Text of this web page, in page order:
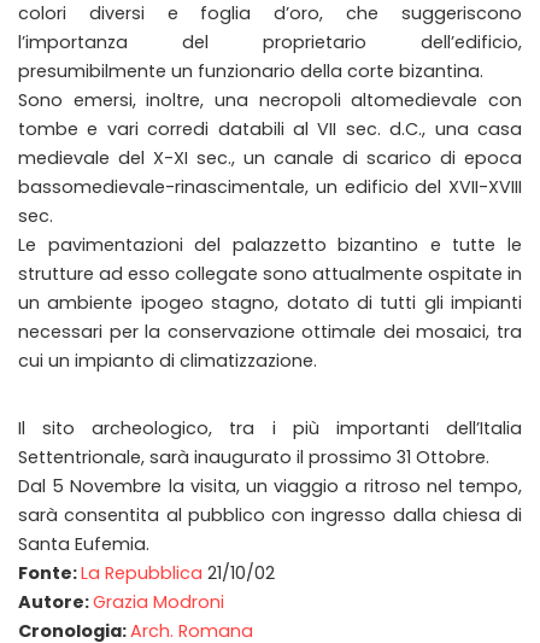
colori diversi e foglia d’oro, che suggeriscono
l’importanza del proprietario dell’edificio,
presumibilmente un funzionario della corte bizantina.
Sono emersi, inoltre, una necropoli altomedievale con
tombe e vari corredi databili al VII sec. d.C., una casa
medievale del X-XI sec., un canale di scarico di epoca
bassomedievale-rinascimentale, un edificio del XVII-XVIII
sec.
Le pavimentazioni del palazzetto bizantino e tutte le
strutture ad esso collegate sono attualmente ospitate in
un ambiente ipogeo stagno, dotato di tutti gli impianti
necessari per la conservazione ottimale dei mosaici, tra
cui un impianto di climatizzazione.
Il sito archeologico, tra i più importanti dell’Italia
Settentrionale, sarà inaugurato il prossimo 31 Ottobre.
Dal 5 Novembre la visita, un viaggio a ritroso nel tempo,
sarà consentita al pubblico con ingresso dalla chiesa di
Santa Eufemia.
Fonte:La Repubblica 21/10/02
Autore:Grazia Modroni
Cronologia:Arch. Romana